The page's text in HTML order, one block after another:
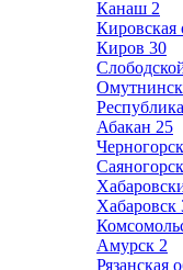
Канаш 2
Кировская
Киров 30
Омутнинск
Абакан 25
Черногорск
Саяногорск
Хабаровск
Амурск 2
Рязанская